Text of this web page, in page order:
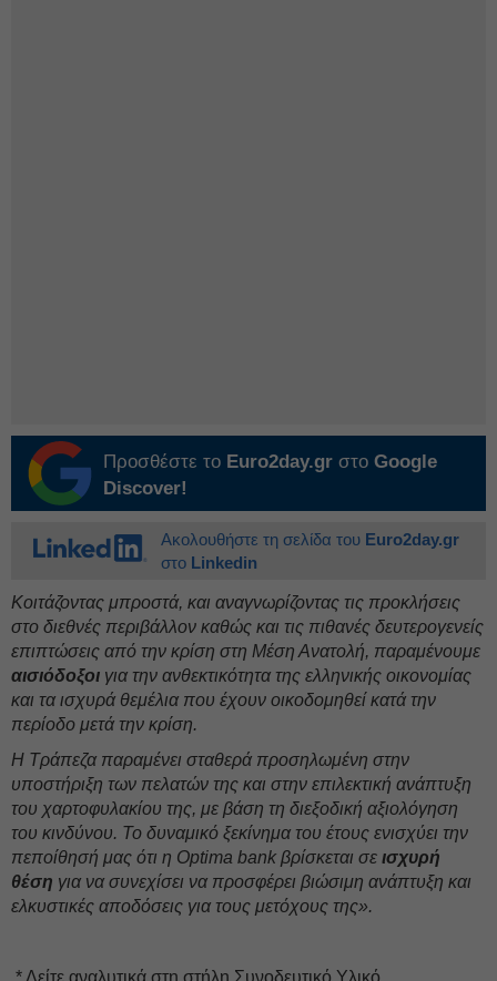
Προσθέστε το Euro2day.gr στο Google
Discover!
Ακολουθήστε τη σελίδα του Euro2day.gr
στο Linkedin
Κοιτάζοντας μπροστά, και αναγνωρίζοντας τις προκλήσεις
στο διεθνές περιβάλλον καθώς και τις πιθανές δευτερογενείς
επιπτώσεις από την κρίση στη Μέση Ανατολή, παραμένουμε
αισιόδοξοι για την ανθεκτικότητα της ελληνικής οικονομίας
και τα ισχυρά θεμέλια που έχουν οικοδομηθεί κατά την
περίοδο μετά την κρίση.
Η Τράπεζα παραμένει σταθερά προσηλωμένη στην
υποστήριξη των πελατών της και στην επιλεκτική ανάπτυξη
του χαρτοφυλακίου της, με βάση τη διεξοδική αξιολόγηση
του κινδύνου. Το δυναμικό ξεκίνημα του έτους ενισχύει την
πεποίθησή μας ότι η Optima bank βρίσκεται σε ισχυρή
θέση για να συνεχίσει να προσφέρει βιώσιμη ανάπτυξη και
ελκυστικές αποδόσεις για τους μετόχους της».
* Δείτε αναλυτικά στη στήλη Συνοδευτικό Υλικό